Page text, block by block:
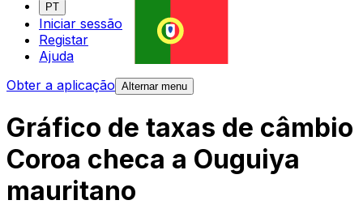
PT
Iniciar sessão
Registar
Ajuda
Obter a aplicação Alternar menu
Gráfico de taxas de câmbio
Coroa checa a Ouguiya
mauritano